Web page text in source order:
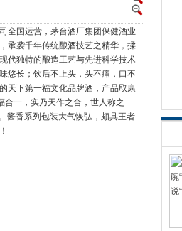
全国运营，茅台酒厂集团保健酒业
承袭千年传统酿酒技艺之精华，揉
代独特的酿造工艺与先进科学技术
悠长；饮后不上头，头不痛，口不
天下第一福文化品牌酒，产品取康
合一，实乃天作之合，世人称之
香系列包装大气恢弘，颇具王者